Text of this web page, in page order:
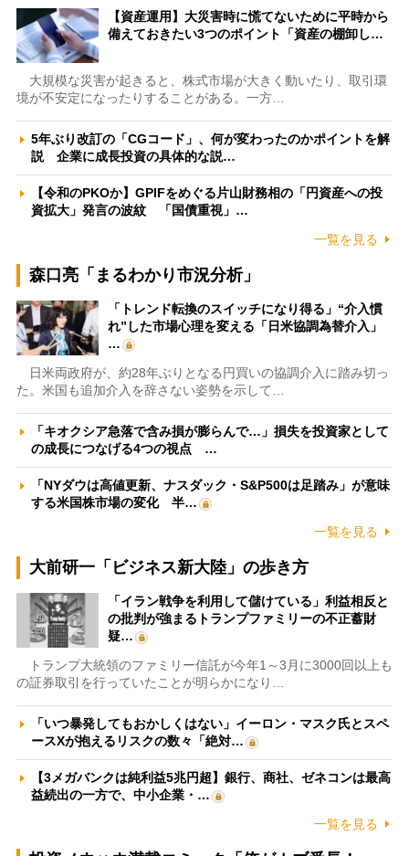
【資産運用】大災害時に慌てないために平時から
備えておきたい3つのポイント「資産の棚卸し…
大規模な災害が起きると、株式市場が大きく動いたり、取引環
境が不安定になったりすることがある。一方…
5年ぶり改訂の「CGコード」、何が変わったのかポイントを解
説 企業に成長投資の具体的な説…
【令和のPKOか】GPIFをめぐる片山財務相の「円資産への投
資拡大」発言の波紋 「国債重視」…
一覧を見る
森口亮「まるわかり市況分析」
「トレンド転換のスイッチになり得る」“介入慣
れ”した市場心理を変える「日米協調為替介入」
…
日米両政府が、約28年ぶりとなる円買いの協調介入に踏み切っ
た。米国も追加介入を辞さない姿勢を示して…
「キオクシア急落で含み損が膨らんで…」損失を投資家として
の成長につなげる4つの視点 …
「NYダウは高値更新、ナスダック・S&P500は足踏み」が意味
する米国株市場の変化 半…
一覧を見る
大前研一「ビジネス新大陸」の歩き方
「イラン戦争を利用して儲けている」利益相反と
の批判が強まるトランプファミリーの不正蓄財
疑…
トランプ大統領のファミリー信託が今年1～3月に3000回以上も
の証券取引を行っていたことが明らかになり…
「いつ暴発してもおかしくはない」イーロン・マスク氏とスペ
ースXが抱えるリスクの数々「絶対…
【3メガバンクは純利益5兆円超】銀行、商社、ゼネコンは最高
益続出の一方で、中小企業・…
一覧を見る